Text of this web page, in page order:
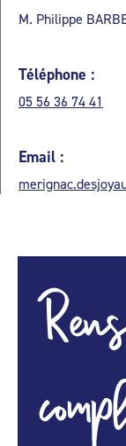
M. Philippe
Téléphone :
05 56 36 74 41
Email :